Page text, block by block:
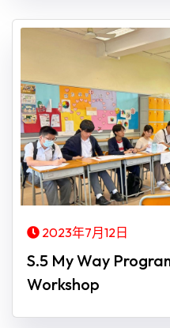
2023年7月12日
S.5 My Way
Workshop